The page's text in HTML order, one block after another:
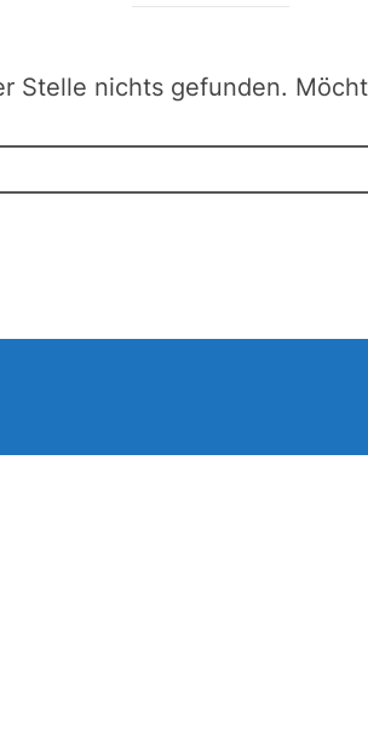
Stelle nichts gefunden.